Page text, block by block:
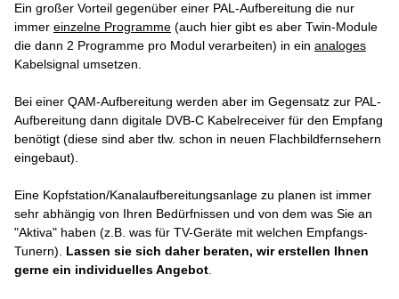
Ein großer Vorteil gegenüber einer PAL-Aufbereitung die nur
immer einzelne Programme (auch hier gibt es aber Twin-Module
die dann 2 Programme pro Modul verarbeiten) in ein analoges
Kabelsignal umsetzen.
Bei einer QAM-Aufbereitung werden aber im Gegensatz zur PAL-
Aufbereitung dann digitale DVB-C Kabelreceiver für den Empfang
benötigt (diese sind aber tlw. schon in neuen Flachbildfernsehern
eingebaut).
Eine Kopfstation/Kanalaufbereitungsanlage zu planen ist immer
sehr abhängig von Ihren Bedürfnissen und von dem was Sie an
"Aktiva" haben (z.B. was für TV-Geräte mit welchen Empfangs-
Tunern). Lassen sie sich daher beraten, wir erstellen Ihnen
gerne ein individuelles Angebot